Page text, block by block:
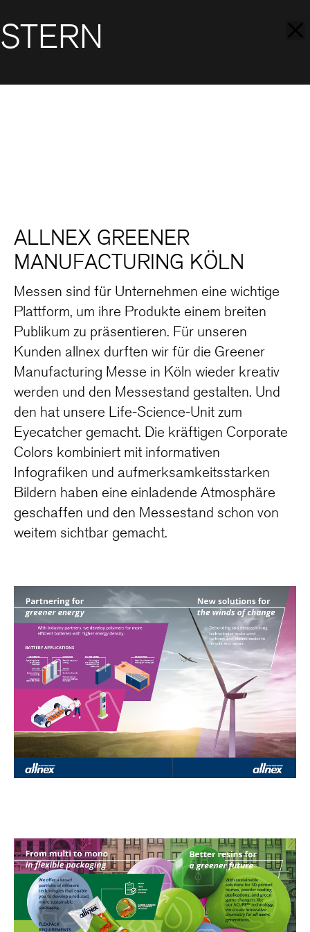
STERN
ALLNEX GREENER
MANUFACTURING KÖLN
Messen sind für Unternehmen eine wichtige
Plattform, um ihre Produkte einem breiten
Publikum zu präsentieren. Für unseren
Kunden allnex durften wir für die Greener
Manufacturing Messe in Köln wieder kreativ
werden und den Messestand gestalten. Und
den hat unsere Life-Science-Unit zum
Eyecatcher gemacht. Die kräftigen Corporate
Colors kombiniert mit informativen
Infografiken und aufmerksamkeitsstarken
Bildern haben eine einladende Atmosphäre
geschaffen und den Messestand schon von
weitem sichtbar gemacht.